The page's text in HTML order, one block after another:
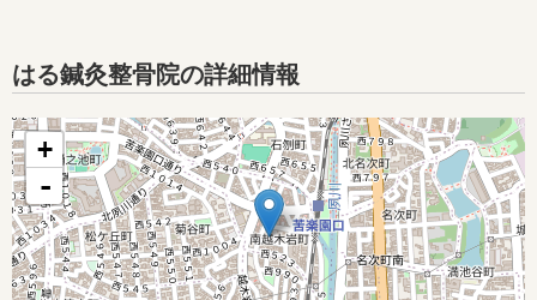
はる鍼灸整骨院の詳細情報
+
-